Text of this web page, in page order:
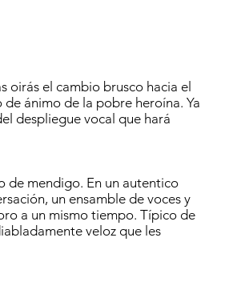
oirás el cambio brusco hacia el
ánimo de la pobre heroína. Ya
despliegue vocal que hará
de mendigo. En un autentico
un ensamble de voces y
a un mismo tiempo. Típico de
veloz que les